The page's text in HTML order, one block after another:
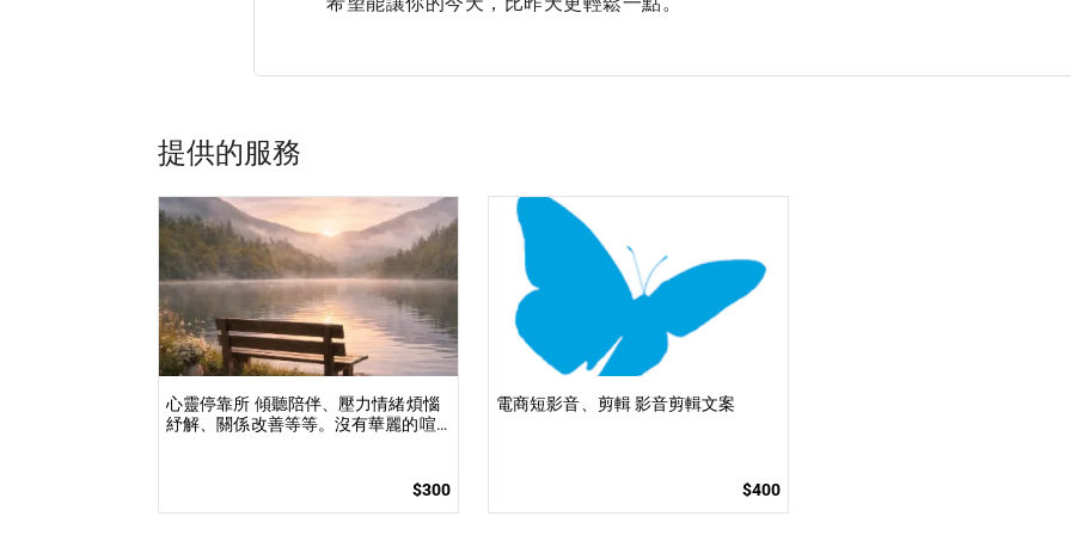
提供的服務
心靈停靠所 傾聽陪伴、壓力情緒煩惱
紓解、關係改善等等。沒有華麗的喧
$300
電商短影音、剪輯 影音剪輯文案
$400